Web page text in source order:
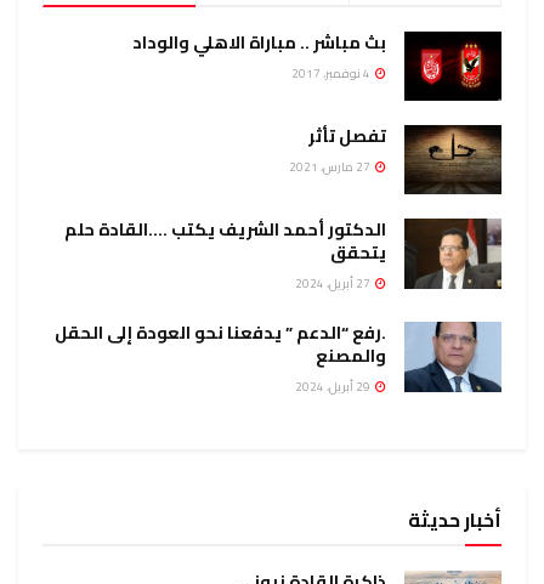
بث مباشر .. مباراة الاهلي والوداد
تفصل تأثر
الدكتور أحمد الشريف يكتب ….القادة حلم
يتحقق
.رفع “الدعم ” يدفعنا نحو العودة إلى الحقل
والمصنع
أخبار حديثة